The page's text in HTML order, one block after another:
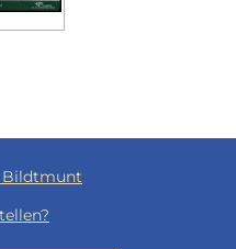
Bildtmunt